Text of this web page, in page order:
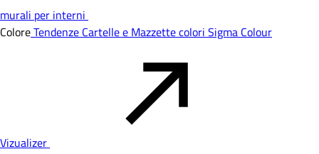
murali per interni
ColoreTendenze Cartelle e Mazzette colori Sigma Colour
Vizualizer